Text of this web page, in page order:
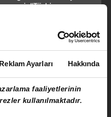
Reklam Ayarları Hakkında
faaliyetlerinin
kullanılmaktadır.
mesaj: "Türkiye
sizler inşa edeceksiniz!"
alarmı:
yağışı